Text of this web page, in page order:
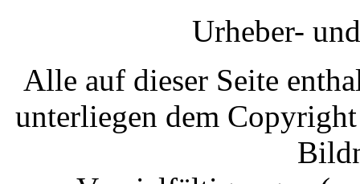
Urheber-
Alle auf dieser Seite
unterliegen dem